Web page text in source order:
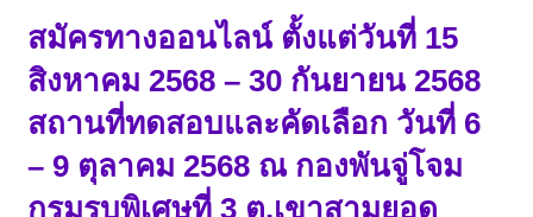
สมัครทางออนไลน์ ตั้งแต่วันที่ 15
สิงหาคม 2568 – 30 กันยายน 2568
สถานที่ทดสอบและคัดเลือก วันที่ 6
– 9 ตุลาคม 2568 ณ กองพันจู่โจม
กรมรบพิเศษที่ 3 ต.เขาสามยอด